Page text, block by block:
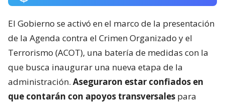
El Gobierno se activó en el marco de la presentación
de la Agenda contra el Crimen Organizado y el
Terrorismo (ACOT), una batería de medidas con la
que busca inaugurar una nueva etapa de la
administración. Aseguraron estar confiados en
que contarán con apoyos transversales para